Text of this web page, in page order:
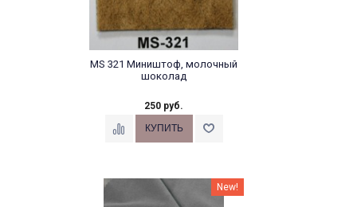
MS 321 Миништоф, молочный
шоколад
250 руб.
New!